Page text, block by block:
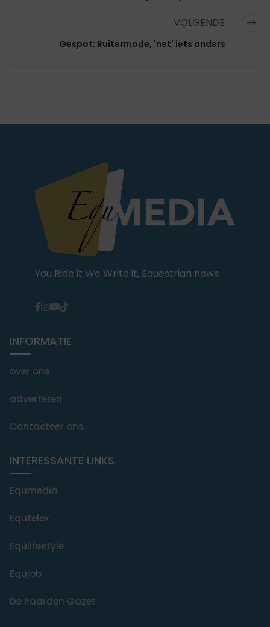
VOLGENDE
Gespot: Ruitermode, 'net' iets anders
You Ride it We Write it, Equestrian news
INFORMATIE
over ons
adverteren
Contacteer ons
INTERESSANTE LINKS
Equmedia
Equtelex
Equlifestyle
Equjob
De Paarden Gazet